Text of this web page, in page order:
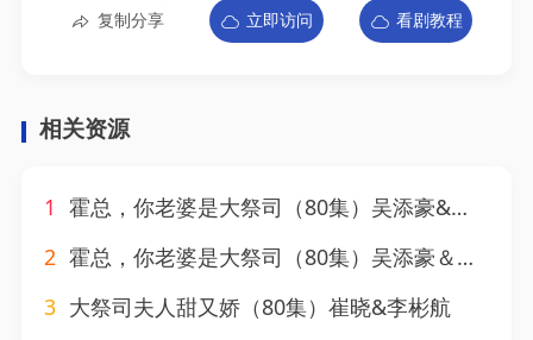
复制分享 立即访问 看剧教程
相关资源
1 霍总，你老婆是大祭司（80集）吴添豪&黎晟萱
2 霍总，你老婆是大祭司（80集）吴添豪＆黎晟萱
3 大祭司夫人甜又娇（80集）崔晓&李彬航